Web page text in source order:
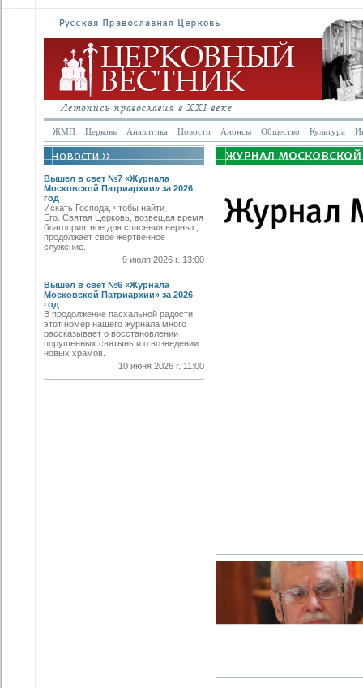
ЖМП Церковь Аналитика Новости Анонсы Общество Культура
Вышел в свет №7 «Журнала
Московской Патриархии» за 2026
год
Искать Господа, чтобы найти
Его. Святая Церковь, возвещая время
благоприятное для спасения верных,
продолжает свое жертвенное
служение.
9 июля 2026 г. 13:00
Вышел в свет №6 «Журнала
Московской Патриархии» за 2026
год
В продолжение пасхальной радости
этот номер нашего журнала много
рассказывает о восстановлении
порушенных святынь и о возведении
новых храмов.
10 июня 2026 г. 11:00